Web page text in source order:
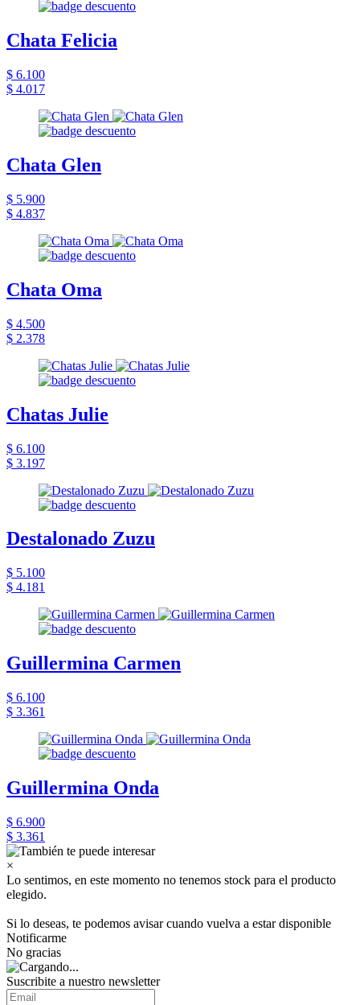
Chata Felicia
$ 6.100
$ 4.017
Chata Glen
$ 5.900
$ 4.837
Chata Oma
$ 4.500
$ 2.378
Chatas Julie
$ 6.100
$ 3.197
Destalonado Zuzu
$ 5.100
$ 4.181
Guillermina Carmen
$ 6.100
$ 3.361
Guillermina Onda
$ 6.900
$ 3.361
×
Lo sentimos, en este momento no tenemos stock para el producto
elegido.
Si lo deseas, te podemos avisar cuando vuelva a estar disponible
Notificarme
No gracias
Suscribite a nuestro newsletter